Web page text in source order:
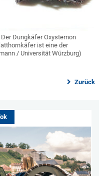
Dungkäfer Oxysternon
ist eine der
/ Universität Würzburg)
Zurück